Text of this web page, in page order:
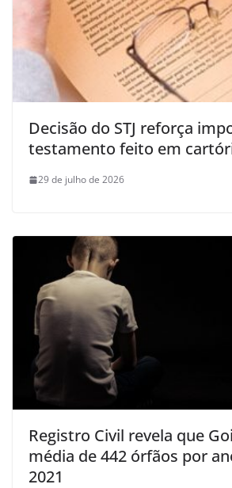
Decisão do STJ reforça
testamento feito em
29 de julho de 2026
Registro Civil revela que
média de 442 órfãos por
2021